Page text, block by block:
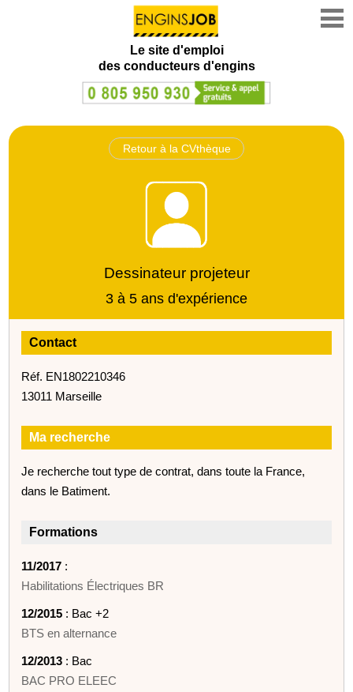
Le site d'emploi
des conducteurs d'engins
Retour à la CVthèque
Dessinateur projeteur
3 à 5 ans d'expérience
Contact
Réf. EN1802210346
13011 Marseille
Ma recherche
Je recherche tout type de contrat, dans toute la France,
dans le Batiment.
Formations
11/2017 :
Habilitations Électriques BR
12/2015 : Bac +2
BTS en alternance
12/2013 : Bac
BAC PRO ELEEC